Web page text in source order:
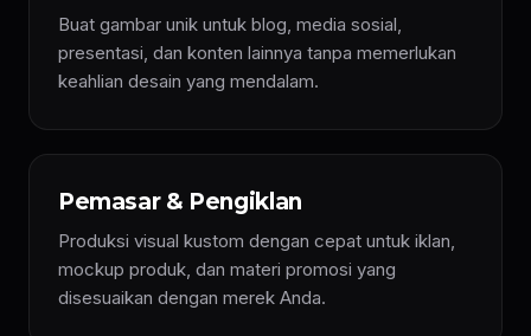
Buat gambar unik untuk blog, media sosial,
presentasi, dan konten lainnya tanpa memerlukan
keahlian desain yang mendalam.
Pemasar & Pengiklan
Produksi visual kustom dengan cepat untuk iklan,
mockup produk, dan materi promosi yang
disesuaikan dengan merek Anda.